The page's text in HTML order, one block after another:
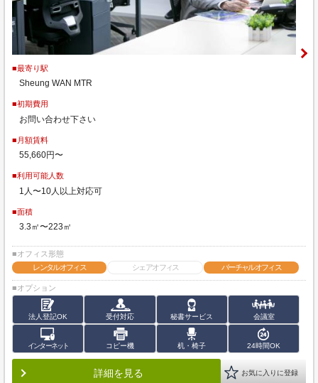
■最寄り駅
Sheung WAN MTR
■初期費用
お問い合わせ下さい
■月額賃料
55,660円〜
■利用可能人数
1人〜10人以上対応可
■面積
3.3㎡〜223㎡
■オフィス形態
レンタルオフィス
シェアオフィス バーチャルオフィス
■オプション
法人登記OK 受付対応 秘書サービス 会議室
インターネット コピー機 机・椅子 24時間OK
詳細を見る お気に入りに登録